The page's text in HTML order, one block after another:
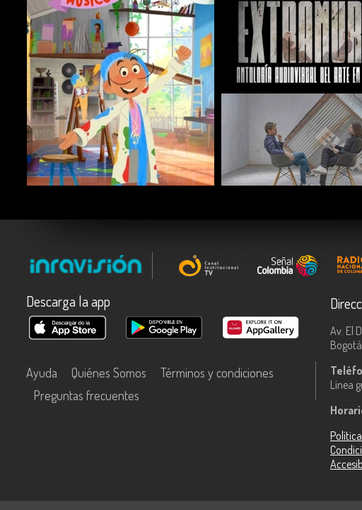
COMPARTIR COMPARTIR
Descarga la app
Ayuda Quiénes Somos
Términos y condiciones
Preguntas frecuentes
Av. El
Bogotá
Línea